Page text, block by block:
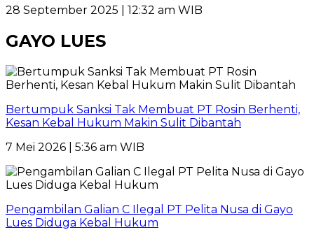
28 September 2025 | 12:32 am WIB
GAYO LUES
Bertumpuk Sanksi Tak Membuat PT Rosin Berhenti,
Kesan Kebal Hukum Makin Sulit Dibantah
7 Mei 2026 | 5:36 am WIB
Pengambilan Galian C Ilegal PT Pelita Nusa di Gayo
Lues Diduga Kebal Hukum